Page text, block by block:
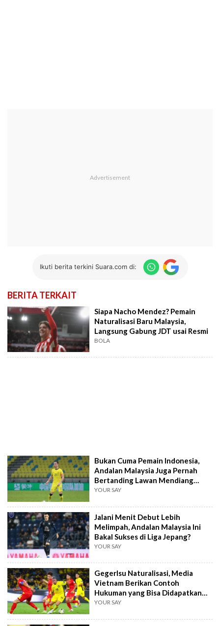
Ikuti berita terkini Suara.com di:
BERITA TERKAIT
Siapa Nacho Mendez? Pemain
Naturalisasi Baru Malaysia,
Langsung Gabung JDT usai Resmi
BOLA
Bukan Cuma Pemain Indonesia,
Andalan Malaysia Juga Pernah
Bertanding Lawan Mendiang
Diogo Jota
YOUR SAY
Jalani Menit Debut Lebih
Melimpah, Andalan Malaysia Ini
Bakal Sukses di Liga Jepang?
YOUR SAY
GegerIsu Naturalisasi, Media
Vietnam Berikan Contoh
Hukuman yang Bisa Didapatkan
Malaysia
YOUR SAY